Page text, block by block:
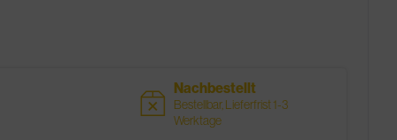
sold Nachbestellt
Bestellbar, Lieferfrist 1-3
Werktage